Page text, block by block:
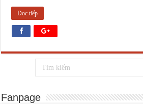
Đọc tiếp
Fanpage